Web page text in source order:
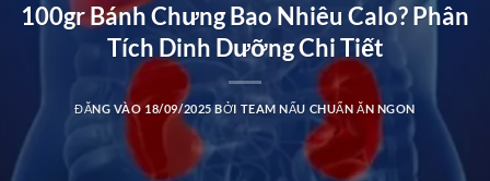
100gr Bánh Chưng Bao Nhiêu Calo? Phân
Tích Dinh Dưỡng Chi Tiết
ĐĂNG VÀO 18/09/2025 BỞI TEAM NẤU CHUẨN ĂN NGON